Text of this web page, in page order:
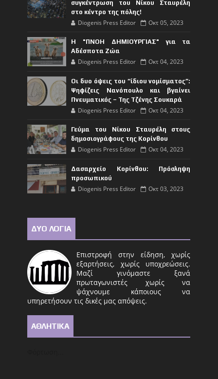
συγκέντρωση του Νίκου Σταυρέλη
στο κέντρο της πόλης!
Diogenis Press Editor Οκτ 05, 2023
Η "ΠΝΟΗ ΔΗΜΙΟΥΡΓΙΑΣ" για τα
Αδέσποτα Ζώα
Diogenis Press Editor Οκτ 04, 2023
Οι δυο όψεις του “ίδιου νομίσματος”:
Ψηφίζεις Νανόπουλο και βγαίνει
Πνευματικός – Της Τζένης Σουκαρά
Diogenis Press Editor Οκτ 04, 2023
Γεύμα του Νίκου Σταυρέλη στους
δημοσιογράφους της Κορίνθου
Diogenis Press Editor Οκτ 04, 2023
Δασαρχείο Κορίνθου: Πρόσληψη
προσωπικού
Diogenis Press Editor Οκτ 03, 2023
ΔΥΟ ΛΟΓΙΑ
Επιστροφή στην είδηση, χωρίς
εξαρτήσεις, χωρίς υποχρεώσεις.
Μαζί γινόμαστε ξανά
πρωταγωνιστές χωρίς να
ψάχνουμε κάποιους να
υπηρετήσουν τις δικές μας απόψεις.
ΑΘΛΗΤΙΚΑ